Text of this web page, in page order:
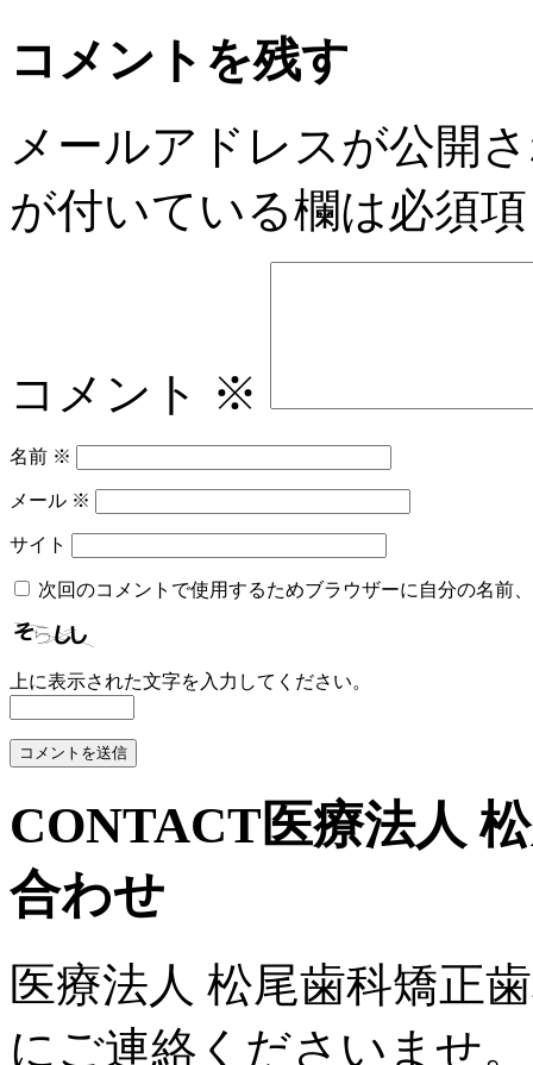
コメントを残す
メールアドレスが公開
が付いている欄は必須
コメント ※
名前 ※
メール ※
サイト
次回のコメントで使用するためブラウザーに自分の名前
上に表示された文字を入力してください。
CONTACT医療法人
合わせ
医療法人 松尾歯科矯正
にご連絡くださいませ。